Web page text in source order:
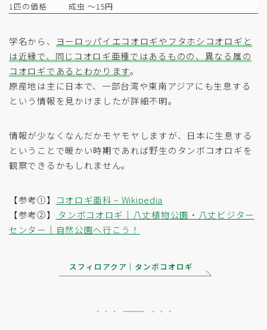
1匹の価格
成虫 〜15円
学名から、
ヨーロッパイエコオロギやフタホシコオロギと
は近縁で、同じコオロギ亜種ではあるものの、異なる属の
コオロギであるとわかります。
原産地は主に日本で、一部台湾や東南アジアにも生息する
という情報を見かけましたが詳細不明。
情報が少なくなんだかモヤモヤしますが、日本に生息する
ということで暖かい時期であれば野生のタンボコオロギを
観察できるかもしれません。
【参考①】
コオロギ亜科 – Wikipedia
【参考②】
タンボコオロギ｜八丈植物公園・八丈ビジター
センター｜自然公園へ行こう！
スフィロアクア｜タンボコオロギ